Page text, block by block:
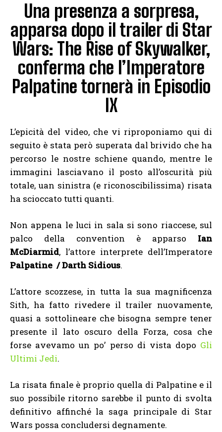
Una presenza a sorpresa,
apparsa dopo il trailer di Star
Wars: The Rise of Skywalker,
conferma che l’Imperatore
Palpatine tornerà in Episodio
IX
L’epicità del video, che vi riproponiamo qui di
seguito è stata però superata dal brivido che ha
percorso le nostre schiene quando, mentre le
immagini lasciavano il posto all’oscurità più
totale, uan sinistra (e riconoscibilissima) risata
ha scioccato tutti quanti.
Non appena le luci in sala si sono riaccese, sul
palco della convention è apparso Ian
McDiarmid, l’attore interprete dell’Imperatore
Palpatine / Darth Sidious.
L’attore scozzese, in tutta la sua magnificenza
Sith, ha fatto rivedere il trailer nuovamente,
quasi a sottolineare che bisogna sempre tener
presente il lato oscuro della Forza, cosa che
forse avevamo un po’ perso di vista dopo Gli
Ultimi Jedi.
La risata finale è proprio quella di Palpatine e il
suo possibile ritorno sarebbe il punto di svolta
definitivo affinché la saga principale di Star
Wars possa concludersi degnamente.